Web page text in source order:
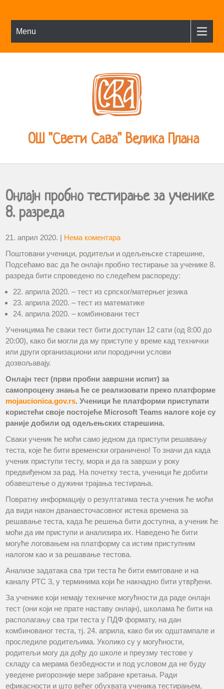
Menu
ОШ "Свети Сава" Велика Плана
Онлајн пробно тестирање за ученике
8. разреда
21. април 2020. | Нема коментара
Поштовани ученици, родитељи и одељењске старешине,
Подсећамо вас да ће онлајн пробно тестирање за ученике 8.
разреда бити спроведено по следећем распореду:
22. априла 2020. – тест из српског/матерњег језика
23. априла 2020. – тест из математике
24. априла 2020. – комбиновани тест
Ученицима ће сваки тест бити доступан 12 сати (од 8:00 до
20:00), како би могли да му приступе у време кад технички
или други организациони или породични услови
дозвољавају.
Онлајн тест (први пробни завршни испит) за
самопроцену знања ће се реализовати преко платформе
mojaucionica.gov.rs. Ученици ће платформи приступати
користећи своје постојеће Microsoft Teams налоге које су
раније добили од одељењских старешина.
Сваки ученик ће моћи само једном да приступи решавању
теста, које ће бити временски ограничено! То значи да када
ученик приступи тесту, мора и да га заврши у року
предвиђеном за рад. На почетку теста, ученици ће добити
обавештење о дужини трајања тестирања.
Повратну информацију о резултатима теста ученик ће моћи
да види након дванаесточасовног истека времена за
решавање теста, када ће решења бити доступна, а ученик ће
моћи да им приступи и анализира их. Наведено ће бити
могуће логовањем на платформу са истим приступним
налогом као и за решавање тестова.
Анализе задатака сва три теста ће бити емитоване и на
каналу РТС 3, у терминима који ће накнадно бити утврђени.
За ученике који немају техничке могућности да раде онлајн
тест (они који не прате наставу онлајн), школама ће бити на
располагању сва три теста у ПДФ формату, на дан
комбинованог теста, тј. 24. априла, како би их одштампале и
проследиле родитељима. Уколико су у могућности,
родитељи могу да дођу до школе и преузму тестове у
складу са мерама безбедности и под условом да не буду
уведене ригорозније мере забране кретања. Ради
ефикасности и што већег обухвата ученика тестирањем,